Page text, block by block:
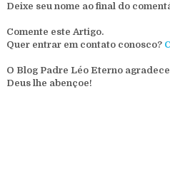
Deixe seu nome ao final do
Comente este Artigo.
Quer entrar em contato conosco?
O Blog Padre Léo Eterno
Deus lhe abençoe!